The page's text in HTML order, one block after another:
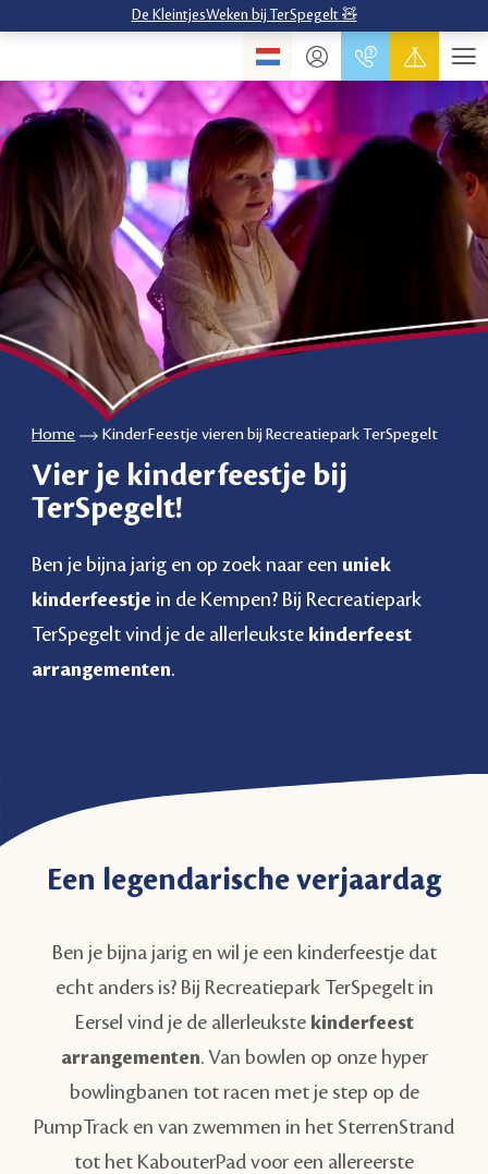
De KleintjesWeken bij TerSpegelt 🧸
Home KinderFeestje vieren bij Recreatiepark TerSpegelt
Vier je kinderfeestje bij
TerSpegelt!
Ben je bijna jarig en op zoek naar een uniek
kinderfeestje in de Kempen? Bij Recreatiepark
TerSpegelt vind je de allerleukste kinderfeest
arrangementen.
Een legendarische verjaardag
Ben je bijna jarig en wil je een kinderfeestje dat
echt anders is? Bij Recreatiepark TerSpegelt in
Eersel vind je de allerleukste kinderfeest
arrangementen. Van bowlen op onze hyper
bowlingbanen tot racen met je step op de
PumpTrack en van zwemmen in het SterrenStrand
tot het KabouterPad voor een allereerste